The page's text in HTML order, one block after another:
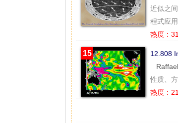
近似之
程式应用
热度：
15
12.808
性质、
热度：